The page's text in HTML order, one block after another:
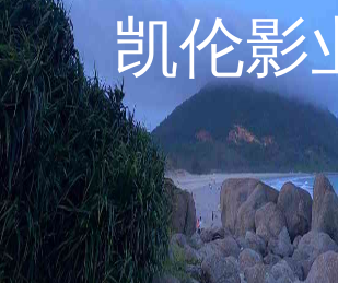
凯伦影